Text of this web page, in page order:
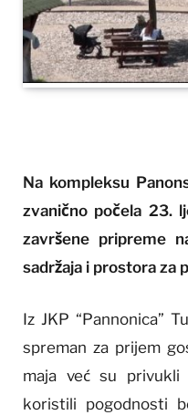
Na kompleksu
zvanično počela 23.
završene pripreme
sadržaja i prostora za
Iz JKP “Pannonica”
spreman za prijem
maja već su
koristili pogodnosti